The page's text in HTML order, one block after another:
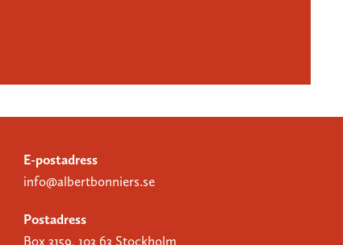
E-postadress
info@albertbonniers.se
Postadress
Box 3159, 103 63 Stockholm